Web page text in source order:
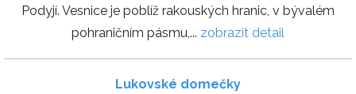
Podyjí. Vesnice je poblíž rakouských hranic, v bývalém
pohraničním pásmu,... zobrazit detail
Lukovské domečky